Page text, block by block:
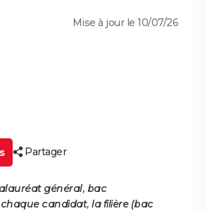
Mise à jour le 10/07/26
Partager
général, bac
candidat, la filière (bac